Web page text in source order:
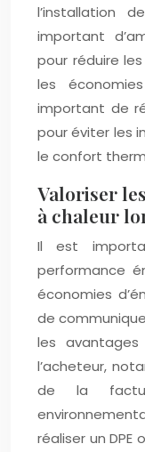
l’installation
important
pour réduire
les
important de
pour éviter les
le confort
Valoriser
à chaleur
Il est
performance
économies
de
les
l’acheteur,
de la
réaliser un